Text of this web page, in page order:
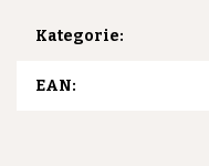
Kategorie:
EAN: